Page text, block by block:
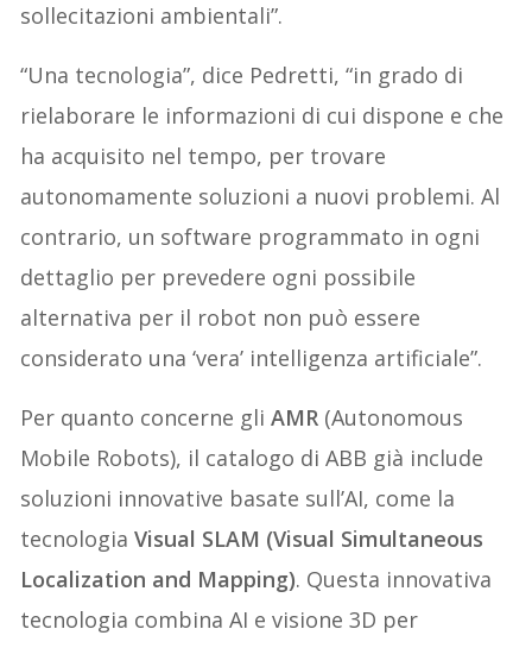
sollecitazioni ambientali”.
“Una tecnologia”, dice Pedretti, “in grado di
rielaborare le informazioni di cui dispone e che
ha acquisito nel tempo, per trovare
autonomamente soluzioni a nuovi problemi. Al
contrario, un software programmato in ogni
dettaglio per prevedere ogni possibile
alternativa per il robot non può essere
considerato una ‘vera’ intelligenza artificiale”.
Per quanto concerne gliAMR (Autonomous
Mobile Robots), il catalogo di ABB già include
soluzioni innovative basate sull’AI, come la
tecnologiaVisual SLAM (Visual Simultaneous
Localization and Mapping). Questa innovativa
tecnologia combina AI e visione 3D per